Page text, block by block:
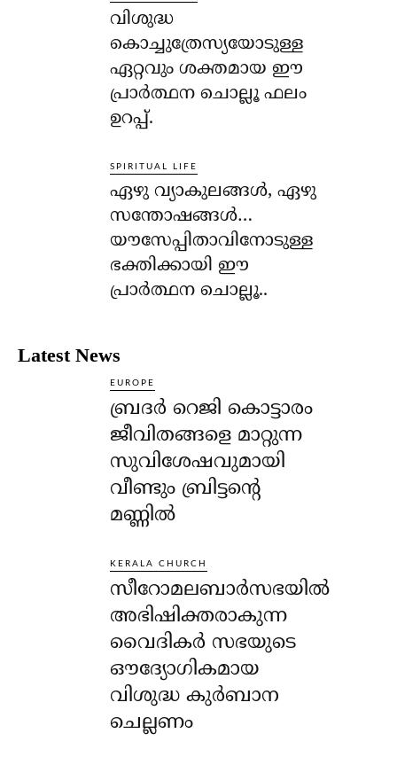
വിശുദ്ധ
കൊച്ചുത്രേസ്യയോടുള്ള
ഏറ്റവും ശക്തമായ ഈ
പ്രാര്‍ത്ഥന ചൊല്ലൂ ഫലം
ഉറപ്പ്.
SPIRITUAL LIFE
ഏഴു വ്യാകുലങ്ങള്‍, ഏഴു
സന്തോഷങ്ങള്‍…
യൗസേപ്പിതാവിനോടുള്ള
ഭക്തിക്കായി ഈ
പ്രാര്‍ത്ഥന ചൊല്ലൂ..
Latest News
EUROPE
ബ്രദർ റെജി കൊട്ടാരം
ജീവിതങ്ങളെ മാറ്റുന്ന
സുവിശേഷവുമായി
വീണ്ടും ബ്രിട്ടന്റെ
മണ്ണിൽ
KERALA CHURCH
സീറോമലബാർസഭയിൽ
അഭിഷിക്തരാകുന്ന
വൈദികർ സഭയുടെ
ഔദ്യോഗികമായ
വിശുദ്ധ കുർബാന
ചെല്ലണം